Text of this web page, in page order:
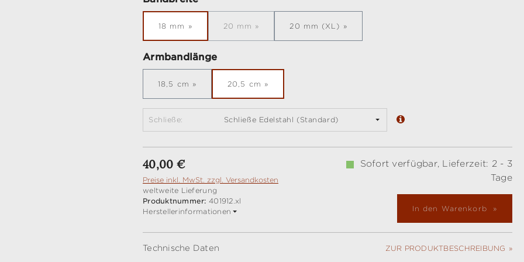
18 mm 20 mm
(Diese Option ist zurzeit nicht verfügbar.)
20 mm (XL)
Armbandlängeauswählen
18,5 cm 20,5 cm
Schließe: Schließe Edelstahl (Standard)
Regulärer Preis:
40,00 €
Preise inkl. MwSt. zzgl. Versandkosten
weltweite Lieferung
Produktnummer:401912.xl
Herstellerinformationen
Sofort verfügbar, Lieferzeit: 2 - 3
Tage
In den Warenkorb
Technische Daten ZUR PRODUKTBESCHREIBUNG